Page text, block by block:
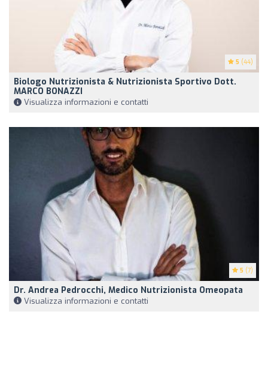
5 (44)
Biologo Nutrizionista & Nutrizionista Sportivo Dott.
MARCO BONAZZI
Visualizza informazioni e contatti
5 (7)
Dr. Andrea Pedrocchi, Medico Nutrizionista Omeopata
Visualizza informazioni e contatti